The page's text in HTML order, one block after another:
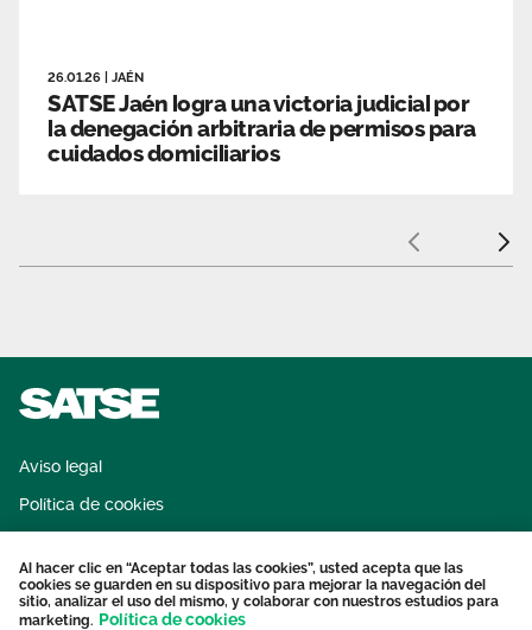
26.01.26 JAÉN
SATSE Jaén logra una victoria judicial por
la denegación arbitraria de permisos para
cuidados domiciliarios
Anterior
Aviso legal
Política de cookies
Protección datos personales
Contacto
Al hacer clic en “Aceptar todas las cookies”, usted acepta que las
cookies se guarden en su dispositivo para mejorar la navegación del
sitio, analizar el uso del mismo, y colaborar con nuestros estudios para
marketing. Política de cookies